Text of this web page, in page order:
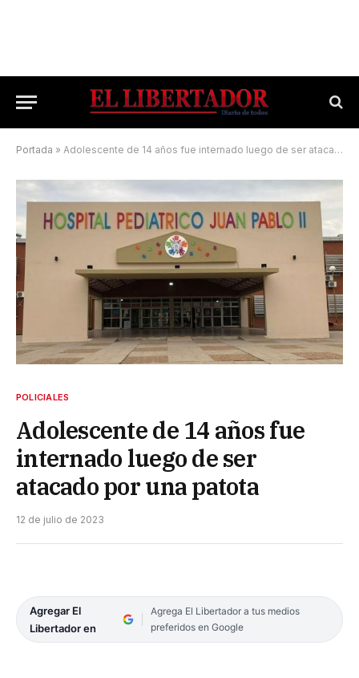
Portada » Adolescente de 14 años fue internado luego de ser atacado por una patota
POLICIALES
Adolescente de 14 años fue
internado luego de ser
atacado por una patota
12 de julio de 2023
Agregar El
Libertador en
Agrega El Libertador a tus medios
preferidos en Google